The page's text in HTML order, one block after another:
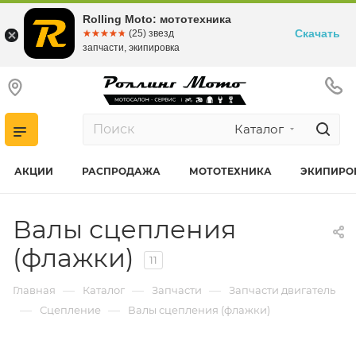
Каталог
АКЦИИ РАСПРОДАЖА МОТОТЕХНИКА
Валы сцепления
(флажки)
11
Главная — Каталог — Запчасти — Запчасти двигатель
— Сцепление — Валы сцепления (флажки)
Rolling Moto: мототехника
☆☆☆☆☆
★★★★★ (25) звезд
запчасти, экипировка
Скачать